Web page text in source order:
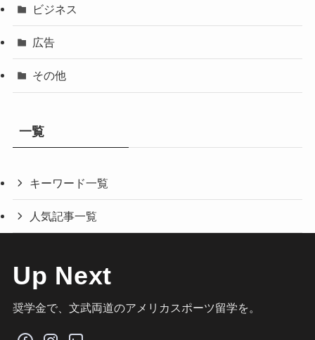
ビジネス
広告
その他
一覧
キーワード一覧
人気記事一覧
Up Next
奨学金で、文武両道のアメリカスポーツ留学を。